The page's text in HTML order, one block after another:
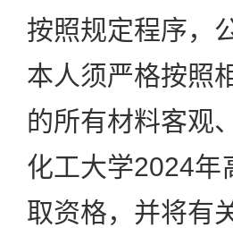
按照规定程序，
本人须严格按照
的所有材料客观
化工大学2024年
取资格，并将有